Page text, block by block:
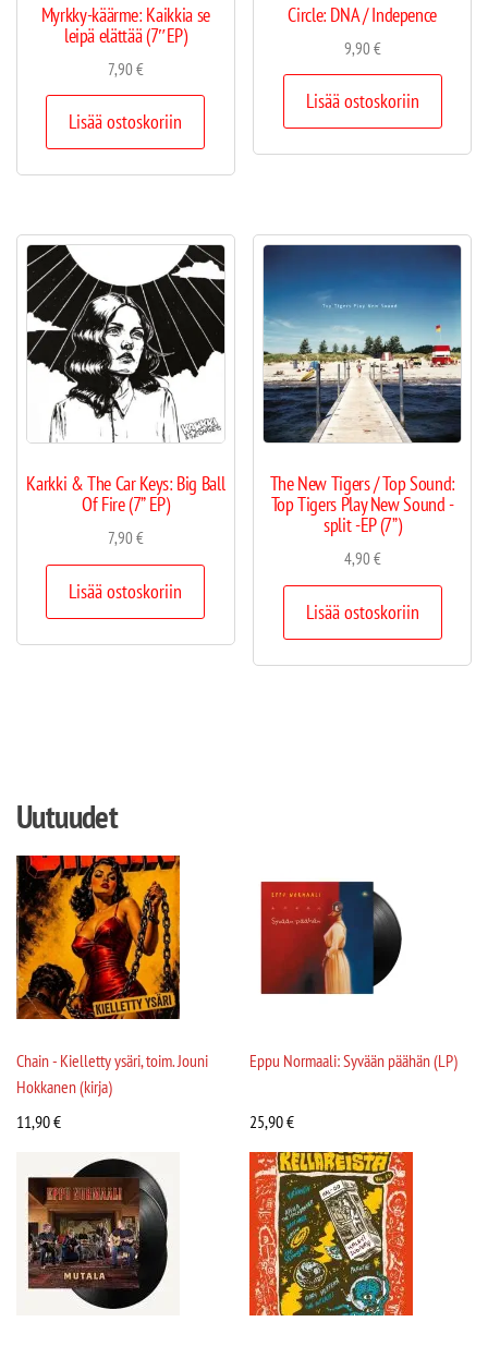
Myrkky-käärme: Kaikkia se
leipä elättää (7″EP)
7,90€
Lisää ostoskoriin
Circle: DNA / Indepence
9,90€
Lisää ostoskoriin
Karkki & The Car Keys: Big Ball
Of Fire (7” EP)
7,90€
Lisää ostoskoriin
The New Tigers / Top Sound:
Top Tigers Play New Sound -
split -EP (7”)
4,90€
Lisää ostoskoriin
Uutuudet
Chain - Kielletty ysäri, toim. Jouni
Hokkanen (kirja)
11,90€
Eppu Normaali: Syvään päähän (LP)
25,90€